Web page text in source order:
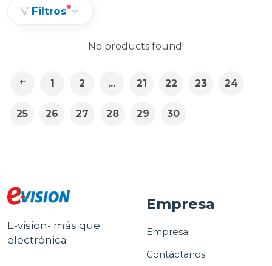
Filtros
No products found!
1 2 ... 21 22 23 24
25 26 27 28 29 30
E-vision- más que
electrónica
Empresa
Empresa
Contáctanos